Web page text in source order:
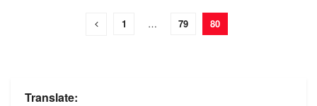
1 … 79 80
Translate: